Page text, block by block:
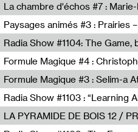
La chambre d'échos #7 :
Revue Les Chambres,Marie-
Anne Simon
Radia Show #1104: The Game,
Radio One NZ
Formule Magique #4 :
Nathalie Lacroix
Nathalie Lacroix,Selim-a
Radio Campus Bruxelles
Sammy Stein